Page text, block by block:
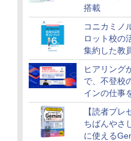
搭載
コニカミノ
ロット校の
集約した教
公開
ヒアリング
で、不登校
インの仕事
【読者プレ
ちばんやさ
に使える